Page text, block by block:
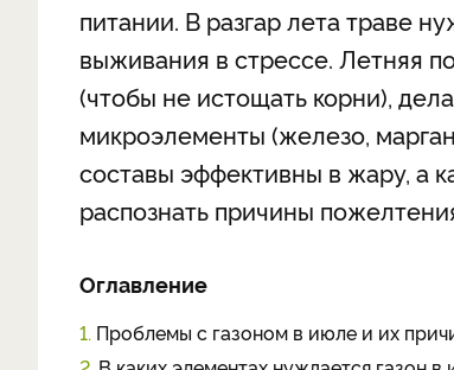
питании. В разгар лета траве
выживания в стрессе. Летняя
(чтобы не истощать корни),
микроэлементы (железо,
составы эффективны в жару, а
распознать причины
Оглавление
1. Проблемы с газоном в июле и их